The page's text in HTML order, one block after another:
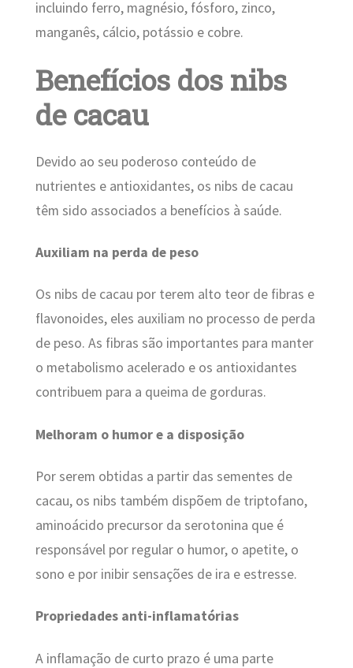
incluindo ferro, magnésio, fósforo, zinco,
manganês, cálcio, potássio e cobre.
Benefícios dos nibs
de cacau
Devido ao seu poderoso conteúdo de
nutrientes e antioxidantes, os nibs de cacau
têm sido associados a benefícios à saúde.
Auxiliam na perda de peso
Os nibs de cacau por terem alto teor de fibras e
flavonoides, eles auxiliam no processo de perda
de peso. As fibras são importantes para manter
o metabolismo acelerado e os antioxidantes
contribuem para a queima de gorduras.
Melhoram o humor e a disposição
Por serem obtidas a partir das sementes de
cacau, os nibs também dispõem de triptofano,
aminoácido precursor da serotonina que é
responsável por regular o humor, o apetite, o
sono e por inibir sensações de ira e estresse.
Propriedades anti-inflamatórias
A inflamação de curto prazo é uma parte